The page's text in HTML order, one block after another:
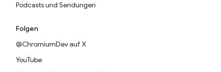
Podcasts und Sendungen
Folgen
@ChromiumDev auf X
YouTube